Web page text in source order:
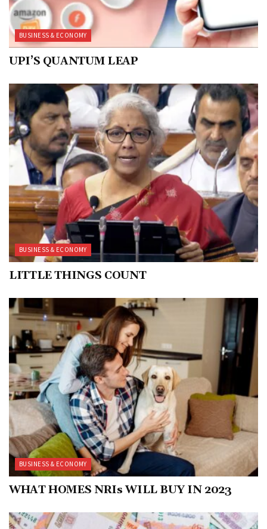
BUSINESS & ECONOMY
UPI’S QUANTUM LEAP
BUSINESS & ECONOMY
LITTLE THINGS COUNT
BUSINESS & ECONOMY
WHAT HOMES NRIs WILL BUY IN 2023